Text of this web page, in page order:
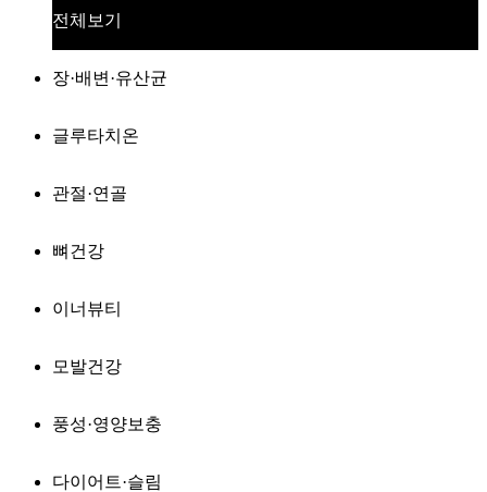
전체보기
장·배변·유산균
글루타치온
관절·연골
뼈건강
이너뷰티
모발건강
풍성·영양보충
다이어트·슬림